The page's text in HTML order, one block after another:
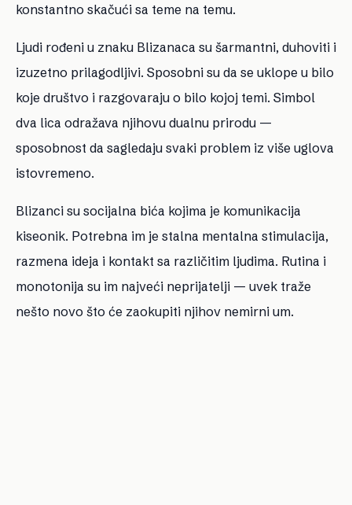
konstantno skačući sa teme na temu.
Ljudi rođeni u znaku Blizanaca su šarmantni, duhoviti i
izuzetno prilagodljivi. Sposobni su da se uklope u bilo
koje društvo i razgovaraju o bilo kojoj temi. Simbol
dva lica odražava njihovu dualnu prirodu —
sposobnost da sagledaju svaki problem iz više uglova
istovremeno.
Blizanci su socijalna bića kojima je komunikacija
kiseonik. Potrebna im je stalna mentalna stimulacija,
razmena ideja i kontakt sa različitim ljudima. Rutina i
monotonija su im najveći neprijatelji — uvek traže
nešto novo što će zaokupiti njihov nemirni um.